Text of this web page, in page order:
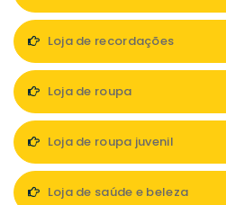
Loja de recordações
Loja de roupa
Loja de roupa juvenil
Loja de saúde e beleza